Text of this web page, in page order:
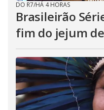
DO R7/HÁ 4 HORAS
Brasileirão
fim do jejum